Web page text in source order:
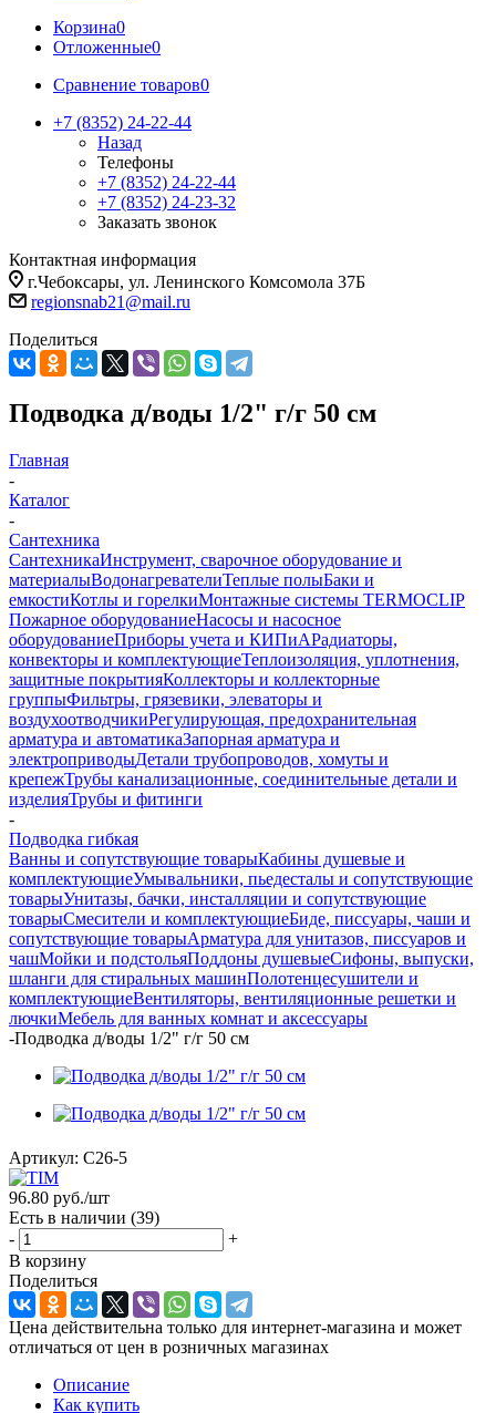
Корзина0
Отложенные0
Сравнение товаров0
+7 (8352) 24-22-44
Назад
Телефоны
+7 (8352) 24-22-44
+7 (8352) 24-23-32
Заказать звонок
Контактная информация
г.Чебоксары, ул. Ленинского Комсомола 37Б
regionsnab21@mail.ru
Поделиться
Подводка д/воды 1/2" г/г 50 см
Главная
-
Каталог
-
Сантехника
СантехникаИнструмент, сварочное оборудование и
материалыВодонагревателиТеплые полыБаки и
емкостиКотлы и горелкиМонтажные системы TERMOCLIP
Пожарное оборудованиеНасосы и насосное
оборудованиеПриборы учета и КИПиАРадиаторы,
конвекторы и комплектующиеТеплоизоляция, уплотнения,
защитные покрытияКоллекторы и коллекторные
группыФильтры, грязевики, элеваторы и
воздухоотводчикиРегулирующая, предохранительная
арматура и автоматикаЗапорная арматура и
электроприводыДетали трубопроводов, хомуты и
крепежТрубы канализационные, соединительные детали и
изделияТрубы и фитинги
-
Подводка гибкая
Ванны и сопутствующие товарыКабины душевые и
комплектующиеУмывальники, пьедесталы и сопутствующие
товарыУнитазы, бачки, инсталляции и сопутствующие
товарыСмесители и комплектующиеБиде, писсуары, чаши и
сопутствующие товарыАрматура для унитазов, писсуаров и
чашМойки и подстольяПоддоны душевыеСифоны, выпуски,
шланги для стиральных машинПолотенцесушители и
комплектующиеВентиляторы, вентиляционные решетки и
лючкиМебель для ванных комнат и аксессуары
-Подводка д/воды 1/2" г/г 50 см
Артикул: C26-5
96.80 руб./шт
Есть в наличии (39)
-
+
В корзину
Поделиться
Цена действительна только для интернет-магазина и может
отличаться от цен в розничных магазинах
Описание
Как купить